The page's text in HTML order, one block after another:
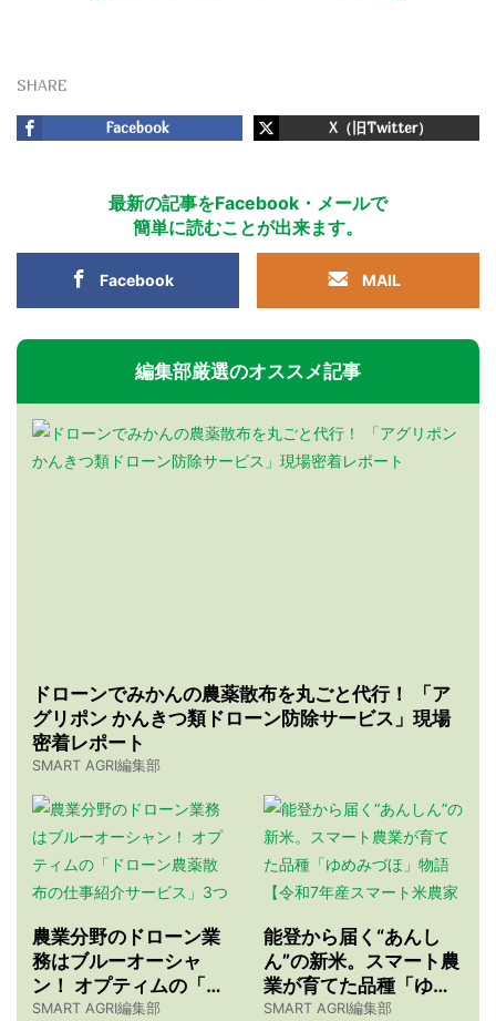
SHARE
Facebook X（旧Twitter）
最新の記事をFacebook・メールで
簡単に読むことが出来ます。
Facebook MAIL
編集部厳選のオススメ記事
ドローンでみかんの農薬散布を丸ごと代行！ 「ア
グリポン かんきつ類ドローン防除サービス」現場
密着レポート
SMART AGRI編集部
農業分野のドローン業
務はブルーオーシャ
ン！ オプティムの「ド
ローン農薬散布の仕事
SMART AGRI編集部
能登から届く“あんし
ん”の新米。スマート農
業が育てた品種「ゆめ
みづほ」物語 【令和7
SMART AGRI編集部